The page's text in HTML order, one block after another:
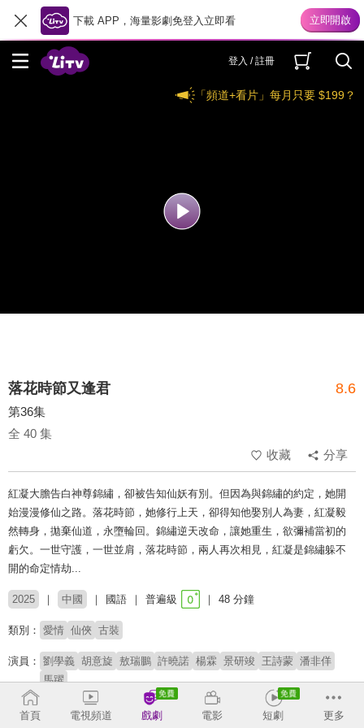
下載 APP，海量影劇免登入立即看
登入 / 註冊
「頻道+看片」每月只要 $199？
落花時節又逢君 8.6
第36集
全 40 集
收藏
分享
紅凝大膽告白神尊錦繡，卻被告知仙妖有別。但因為與錦繡的約定，她開
始漫漫修仙之路。落花時節，她修行上天，卻得知他娶別人為妻，紅凝毅
然轉身，拋棄仙道，永墮輪回。錦繡逆天改命，讓她重生，欲彌補當初的
虧欠。一世守護，一世並肩，落花時節，兩人再次相見，紅凝是錦繡躲不
開的命定情劫...
2025 中國 國語 普遍級 48 分鐘
類別： 愛情 仙俠 古裝
演員： 劉學義 胡意旋 敖瑞鵬 許曉諾 楊霖 景研竣 王詩蒙 潘非佯
馬躍
導演： 趙立軍 英英鹿
首頁 電視頻道 戲劇 電影 短劇 更多